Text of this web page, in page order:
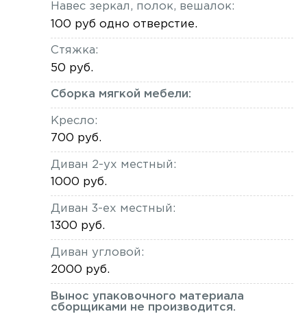
Навес зеркал, полок, вешалок:
100 руб одно отверстие.
Стяжка:
50 руб.
Сборка мягкой мебели:
Кресло:
700 руб.
Диван 2-ух местный:
1000 руб.
Диван 3-ех местный:
1300 руб.
Диван угловой:
2000 руб.
Вынос упаковочного материала
сборщиками не производится.